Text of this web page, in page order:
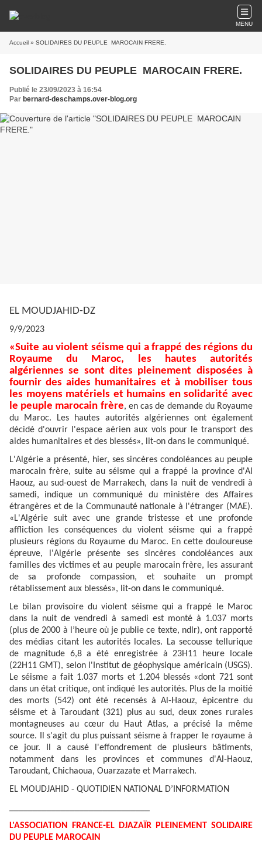
MENU
Accueil » SOLIDAIRES DU PEUPLE MAROCAIN FRERE.
SOLIDAIRES DU PEUPLE MAROCAIN FRERE.
Publié le 23/09/2023 à 16:54
Par bernard-deschamps.over-blog.org
EL MOUDJAHID-DZ
9/9/2023
«Suite au violent séisme qui a frappé des régions du
Royaume du Maroc, les hautes autorités
algériennes se sont dites pleinement disposées à
fournir des aides humanitaires et à mobiliser tous
les moyens matériels et humains en solidarité avec
le peuple marocain frère, en cas de demande du Royaume
du Maroc. Les hautes autorités algériennes ont également
décidé d'ouvrir l'espace aérien aux vols pour le transport des
aides humanitaires et des blessés», lit-on dans le communiqué.
L'Algérie a présenté, hier, ses sincères condoléances au peuple
marocain frère, suite au séisme qui a frappé la province d'Al
Haouz, au sud-ouest de Marrakech, dans la nuit de vendredi à
samedi, indique un communiqué du ministère des Affaires
étrangères et de la Communauté nationale à l'étranger (MAE).
«L'Algérie suit avec une grande tristesse et une profonde
affliction les conséquences du violent séisme qui a frappé
plusieurs régions du Royaume du Maroc. En cette douloureuse
épreuve, l'Algérie présente ses sincères condoléances aux
familles des victimes et au peuple marocain frère, les assurant
de sa profonde compassion, et souhaite un prompt
rétablissement aux blessés», lit-on dans le communiqué.
Le bilan provisoire du violent séisme qui a frappé le Maroc
dans la nuit de vendredi à samedi est monté à 1.037 morts
(plus de 2000 à l’heure où je publie ce texte, ndlr), ont rapporté
des médias citant les autorités locales. La secousse tellurique
de magnitude 6,8 a été enregistrée à 23H11 heure locale
(22H11 GMT), selon l'Institut de géophysique américain (USGS).
Le séisme a fait 1.037 morts et 1.204 blessés «dont 721 sont
dans un état critique, ont indiqué les autorités. Plus de la moitié
des morts (542) ont été recensés à Al-Haouz, épicentre du
séisme et à Taroudant (321) plus au sud, deux zones rurales
montagneuses au cœur du Haut Atlas, a précisé la même
source. Il s'agit du plus puissant séisme à frapper le royaume à
ce jour. Il a causé l'effondrement de plusieurs bâtiments,
notamment dans les provinces et communes d'Al-Haouz,
Taroudant, Chichaoua, Ouarzazate et Marrakech.
EL MOUDJAHID - QUOTIDIEN NATIONAL D’INFORMATION
L'ASSOCIATION FRANCE-EL DJAZAÏR PLEINEMENT SOLIDAIRE
DU PEUPLE MAROCAIN